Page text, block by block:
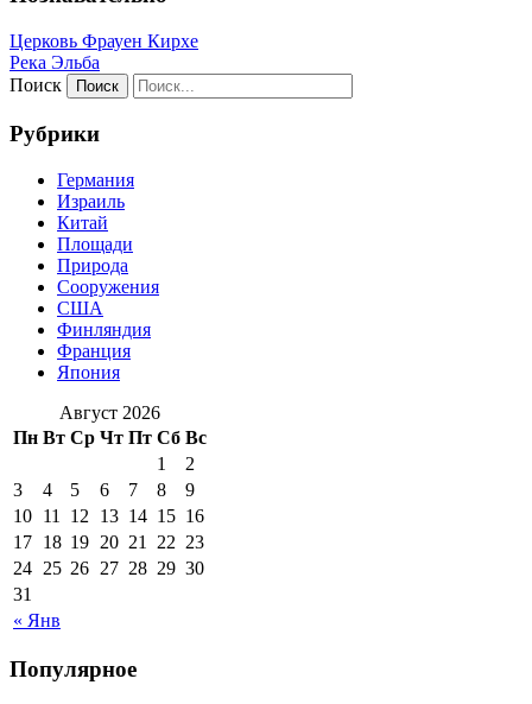
Церковь Фрауен Кирхе
Река Эльба
Поиск
Рубрики
Германия
Израиль
Китай
Площади
Природа
Сооружения
США
Финляндия
Франция
Япония
Август 2026
Пн Вт Ср Чт Пт Сб Вс
« Янв
1
2
3
4 5 6 7 8
9
10 11 12 13 14 15 16
17 18 19 20 21 22 23
24 25 26 27 28 29 30
31
Популярное